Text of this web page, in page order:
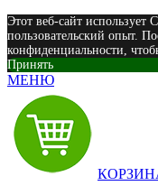
Этот веб-сайт
пользовательский опыт.
конфиденциальности,
Принять
МЕНЮ